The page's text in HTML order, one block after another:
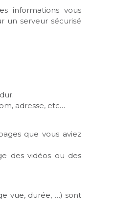
informations vous
un serveur sécurisé
adresse, etc…
que vous aviez
des vidéos ou des
vue, durée, …) sont